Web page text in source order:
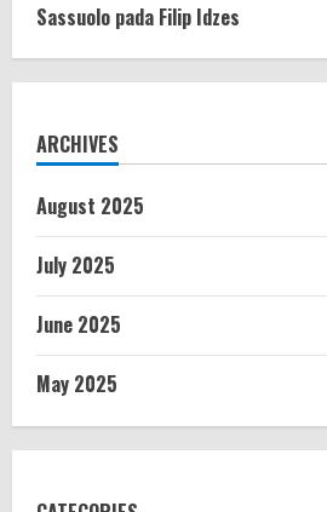
Sassuolo pada Filip Idzes
ARCHIVES
August 2025
July 2025
June 2025
May 2025